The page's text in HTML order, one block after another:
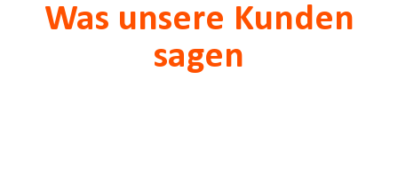
Was unsere Kunden
sagen